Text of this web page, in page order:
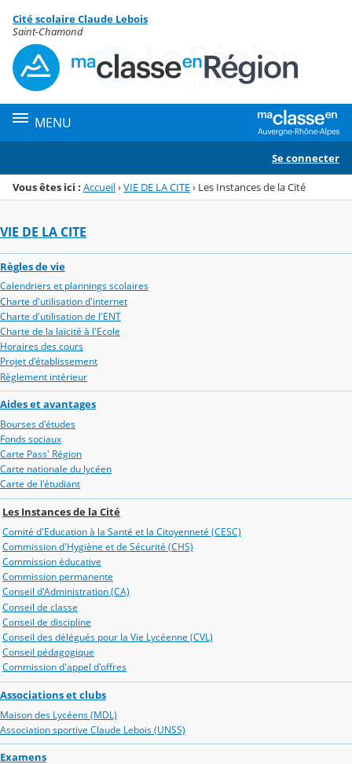
Menu de la rubrique
Contenu
Cité scolaire Claude Lebois
Saint-Chamond
MENU
Se connecter
Vous êtes ici : Accueil›VIE DE LA CITE› Les Instances de la Cité
VIE DE LA CITE
Règles de vie
Calendriers et plannings scolaires
Charte d'utilisation d'internet
Charte d'utilisation de l'ENT
Charte de la laïcité à l'Ecole
Horaires des cours
Projet d'établissement
Règlement intérieur
Aides et avantages
Bourses d'études
Fonds sociaux
Carte Pass' Région
Carte nationale du lycéen
Carte de l'étudiant
Les Instances de la Cité
Comité d'Education à la Santé et la Citoyenneté (CESC)
Commission d'Hygiène et de Sécurité (CHS)
Commission éducative
Commission permanente
Conseil d'Administration (CA)
Conseil de classe
Conseil de discipline
Conseil des délégués pour la Vie Lycéenne (CVL)
Conseil pédagogique
Commission d'appel d'offres
Associations et clubs
Maison des Lycéens (MDL)
Association sportive Claude Lebois (UNSS)
Examens